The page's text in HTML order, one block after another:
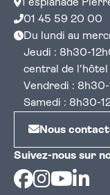
1 esplanade
01 45 59 20 00
Du lundi au
Jeudi : 8h30-
central de l'hôtel
Vendredi :
Samedi : 8h30-
Nous
Suivez-nous sur
Facebook
Instagram
Youtube